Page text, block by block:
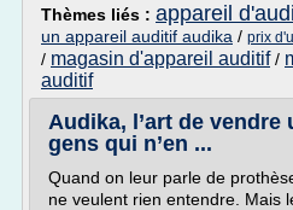
Thèmes liés : appareil
un appareil auditif audika / prix
/ magasin d'appareil auditif/
auditif
Audika, l’art de vendre
gens qui n’en ...
Quand on leur parle de
ne veulent rien entendre. Mais